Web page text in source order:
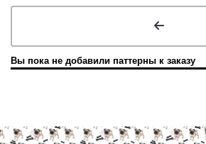
Вы пока не добавили паттерны к заказу